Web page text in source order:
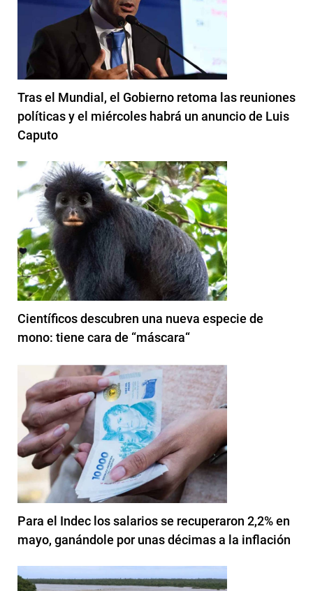
Tras el Mundial, el Gobierno retoma las reuniones
políticas y el miércoles habrá un anuncio de Luis
Caputo
Científicos descubren una nueva especie de
mono: tiene cara de “máscara“
Para el Indec los salarios se recuperaron 2,2% en
mayo, ganándole por unas décimas a la inflación